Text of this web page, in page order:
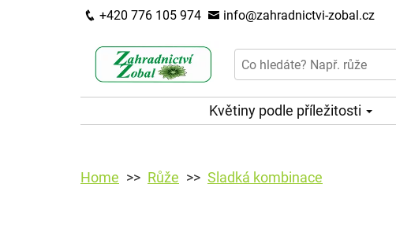
+420 776 105 974 info@zahradnictvi-zobal.cz
Květiny podle příležitosti
Home Růže Sladká kombinace